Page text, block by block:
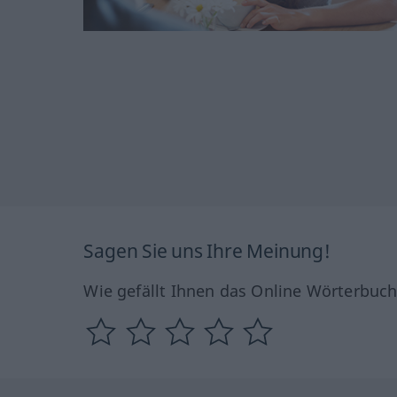
Sagen Sie uns Ihre Meinung!
Wie gefällt Ihnen das Online